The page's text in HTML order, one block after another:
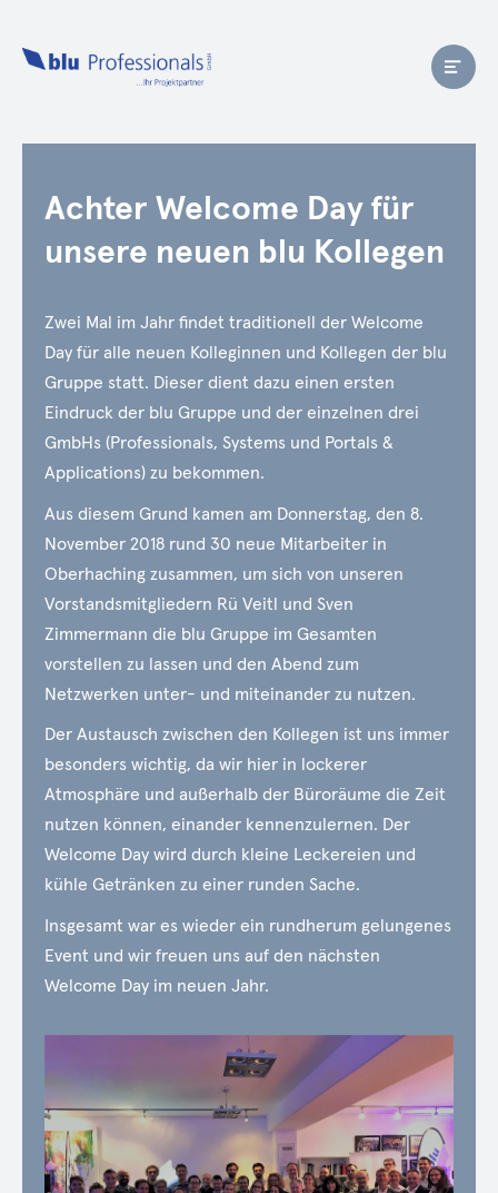
Achter Welcome Day für
unsere neuen blu Kollegen
Zwei Mal im Jahr findet traditionell der Welcome
Day für alle neuen Kolleginnen und Kollegen der blu
Gruppe statt. Dieser dient dazu einen ersten
Eindruck der blu Gruppe und der einzelnen drei
GmbHs (Professionals, Systems und Portals &
Applications) zu bekommen.
Aus diesem Grund kamen am Donnerstag, den 8.
November 2018 rund 30 neue Mitarbeiter in
Oberhaching zusammen, um sich von unseren
Vorstandsmitgliedern Rü Veitl und Sven
Zimmermann die blu Gruppe im Gesamten
vorstellen zu lassen und den Abend zum
Netzwerken unter- und miteinander zu nutzen.
Der Austausch zwischen den Kollegen ist uns immer
besonders wichtig, da wir hier in lockerer
Atmosphäre und außerhalb der Büroräume die Zeit
nutzen können, einander kennenzulernen. Der
Welcome Day wird durch kleine Leckereien und
kühle Getränken zu einer runden Sache.
Insgesamt war es wieder ein rundherum gelungenes
Event und wir freuen uns auf den nächsten
Welcome Day im neuen Jahr.